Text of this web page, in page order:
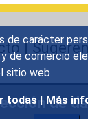
carácter
de comercio
sitio web
todas | Más
|
de